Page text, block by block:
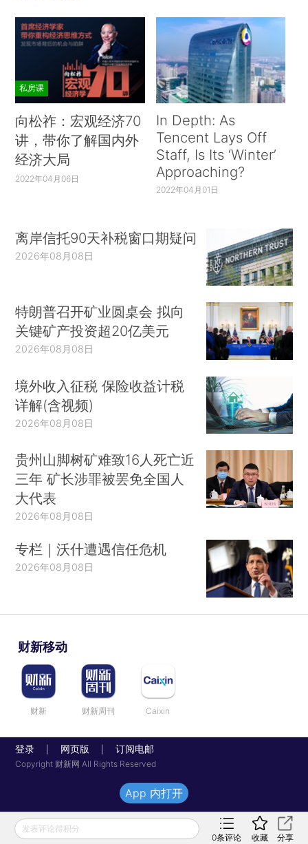
私房课
向松祚：宏观经济70
讲，带你了解国内外
经济大局
2022年04月06日
In Depth: As
Tencent Lays Off
Staff, Is Its ‘Winter’
Approaching?
2022年04月01日
离岸信托90天补税窗口期疑问
2026年08月08日
特朗普召开矿业圆桌会 拟向
关键矿产投资超20亿美元
2026年08月08日
境外收入征税 保险收益计税
详解(含视频)
2026年08月08日
贵州山脚树矿难致16人死亡近
三年 矿长涉罪被罢免全国人
大代表
2026年08月08日
专栏｜沃什遭遇信任危机
2026年08月08日
财新移动
财新 财新周刊 Caixin
登录 网页版 订阅电邮
Copyright 财新网 All Rights Reserved
发表评论得积分
0条评论 收藏 分享
App 内打开